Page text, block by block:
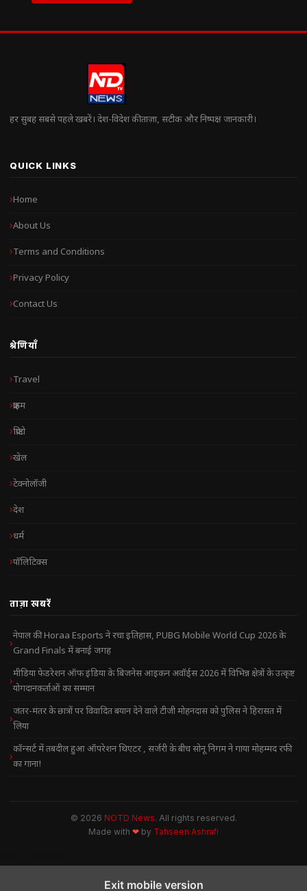
हर सुबह सबसे पहले खबरें। देश-विदेश की ताज़ा, सटीक और निष्पक्ष जानकारी।
QUICK LINKS
Home
About Us
Terms and Conditions
Privacy Policy
Contact Us
श्रेणियाँ
Travel
क्राइम
क्रिप्टो
खेल
टेक्नोलॉजी
देश
धर्म
पॉलिटिक्स
ताज़ा खबरें
नेपाल की Horaa Esports ने रचा इतिहास, PUBG Mobile World Cup 2026 के
Grand Finals में बनाई जगह
मीडिया फेडरेशन ऑफ इंडिया के बिजनेस आइकन अवॉर्ड्स 2026 में विभिन्न क्षेत्रों के उत्कृष्ट
योगदानकर्ताओं का सम्मान
जंतर-मंतर के छात्रों पर विवादित बयान देने वाले टीजी मोहनदास को पुलिस ने हिरासत में
लिया
कॉन्सर्ट में तबदील हुआ ऑपरेशन थिएटर , सर्जरी के बीच सोनू निगम ने गाया मोहम्मद रफी
का गाना!
© 2026 NOTD News. All rights reserved.
Made with ❤ by Tahseen Ashrafi
Exit mobile version